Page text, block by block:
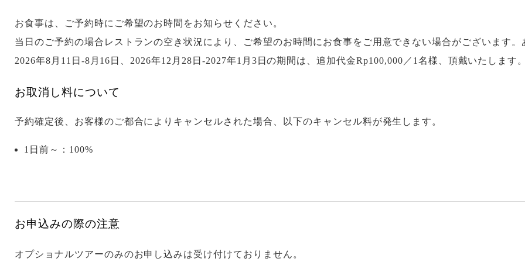
お食事は、ご予約時にご希望のお時間をお知らせください。
当日のご予約の場合レストランの空き状況により、ご希望のお時間にお食事をご用意できない場合がございます。
2026年8月11日-8月16日、2026年12月28日-2027年1月3日の期間は、追加代金Rp100,000／1名様、頂戴いたします。
お取消し料について
予約確定後、お客様のご都合によりキャンセルされた場合、以下のキャンセル料が発生します。
1日前～：100%
お申込みの際の注意
オプショナルツアーのみのお申し込みは受け付けておりません。